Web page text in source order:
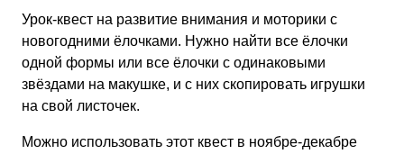
Урок-квест на развитие внимания и моторики с
новогодними ёлочками. Нужно найти все ёлочки
одной формы или все ёлочки с одинаковыми
звёздами на макушке, и с них скопировать игрушки
на свой листочек.
Можно использовать этот квест в ноябре-декабре